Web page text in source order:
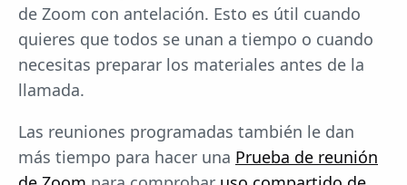
de Zoom con antelación. Esto es útil cuando
quieres que todos se unan a tiempo o cuando
necesitas preparar los materiales antes de la
llamada.
Las reuniones programadas también le dan
más tiempo para hacer una Prueba de reunión